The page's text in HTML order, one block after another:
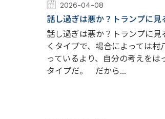
2026-04-08
話し過ぎは悪か？トランプに見
話し過ぎは悪か？トランプに
くタイプで、場合によっては
っているより、自分の考えをは
タイプだ。 だから...